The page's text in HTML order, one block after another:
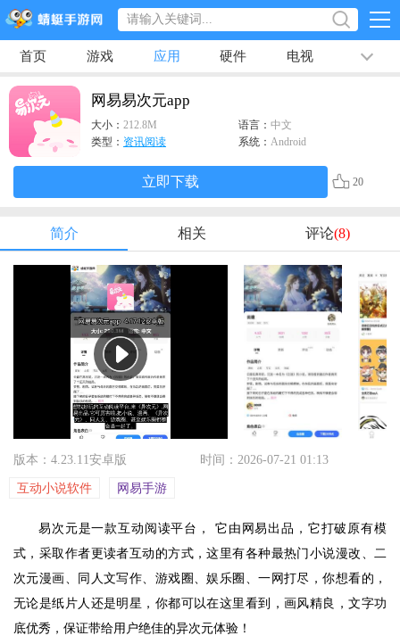
首页 游戏 应用 硬件 电视 排行榜
专题
网易易次元app
大小： 212.8M 语言： 中文
类型： 资讯阅读 系统： Android
立即下载 20
简介 相关 评论(8)
版本：4.23.11安卓版 时间：2026-07-21 01:13
互动小说软件 网易手游
易次元是一款互动阅读平台， 它由网易出品，它打破原有模
式，采取作者更读者互动的方式，这里有各种最热门小说漫改、二
次元漫画、同人文写作、游戏圈、娱乐圈、一网打尽，你想看的，
无论是纸片人还是明星，你都可以在这里看到，画风精良，文字功
底优秀，保证带给用户绝佳的异次元体验！